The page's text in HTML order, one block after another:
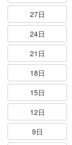
27日
24日
21日
18日
15日
12日
9日